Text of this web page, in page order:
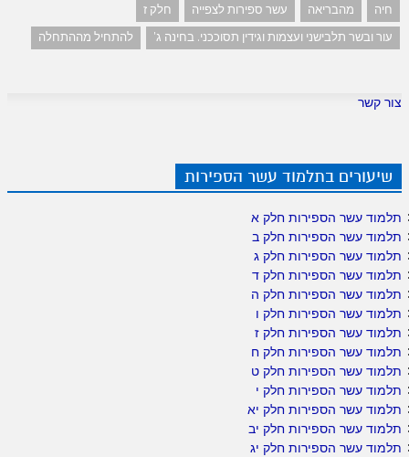
חיה
מהבריאה עשר ספירות לצפייה
חלק ז
עור ובשר תלבישני ועצמות וגידין תסוככני. בחינה ג'
להתחיל מההתחלה
צור קשר
שיעורים בתלמוד עשר הספירות
תלמוד עשר הספירות חלק א
תלמוד עשר הספירות חלק ב
תלמוד עשר הספירות חלק ג
תלמוד עשר הספירות חלק ד
תלמוד עשר הספירות חלק ה
תלמוד עשר הספירות חלק ו
תלמוד עשר הספירות חלק ז
תלמוד עשר הספירות חלק ח
תלמוד עשר הספירות חלק ט
תלמוד עשר הספירות חלק י
תלמוד עשר הספירות חלק יא
תלמוד עשר הספירות חלק יב
תלמוד עשר הספירות חלק יג